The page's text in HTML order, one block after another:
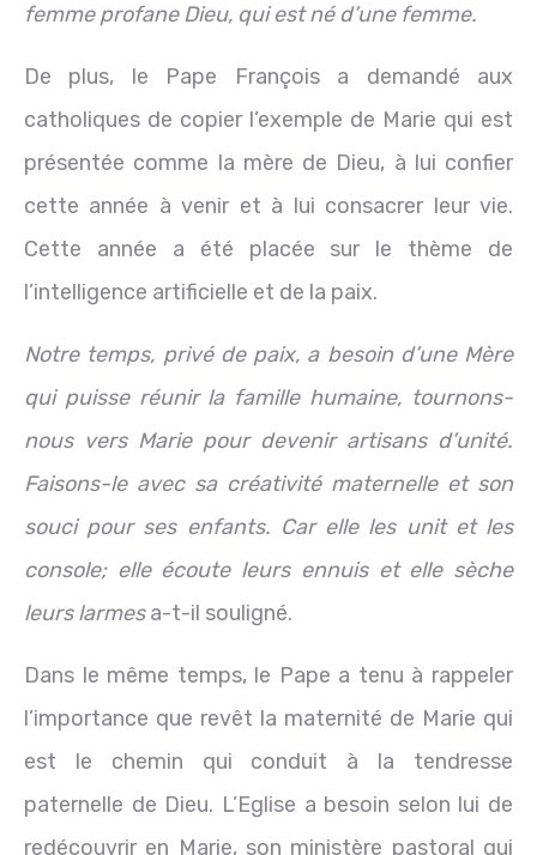
femme profane Dieu, qui est né d’une femme.
De plus, le Pape François a demandé aux
catholiques de copier l’exemple de Marie qui est
présentée comme la mère de Dieu, à lui confier
cette année à venir et à lui consacrer leur vie.
Cette année a été placée sur le thème de
l’intelligence artificielle et de la paix.
Notre temps, privé de paix, a besoin d’une Mère
qui puisse réunir la famille humaine, tournons-
nous vers Marie pour devenir artisans d’unité.
Faisons-le avec sa créativité maternelle et son
souci pour ses enfants. Car elle les unit et les
console; elle écoute leurs ennuis et elle sèche
leurs larmesa-t-il souligné.
Dans le même temps, le Pape a tenu à rappeler
l’importance que revêt la maternité de Marie qui
est le chemin qui conduit à la tendresse
paternelle de Dieu. L’Eglise a besoin selon lui de
redécouvrir en Marie, son ministère pastoral qui